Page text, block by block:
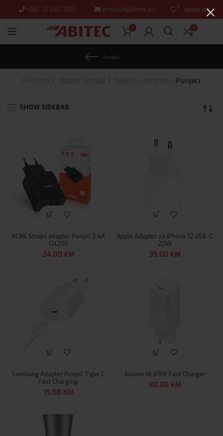
+387 32 667 300 prodaja@abitec.ba 0 WISHLIST
0 0
Punjači
Punjači
SHOW SIDEBAR
ACME Strujni adapter Punjač 3.4A
CH206
24.00 KM
Apple Adapter za iPhone 12 USB-C
20W
35.00 KM
Samsung Adapter Punjač Type C
Fast Charging
15.00 KM
Xiaomi Mi 65W Fast Charger
80.00 KM